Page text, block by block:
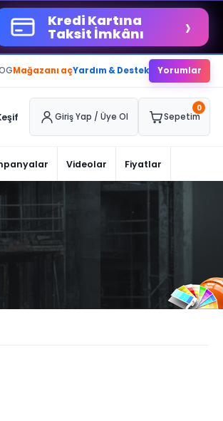
Kredi Kartına
Taksit İmkânı ›
Mağazanı açYardım & Destek Yorumlar
Giriş Yap / Üye Ol
0
Sepetim
Videolar Fiyatlar